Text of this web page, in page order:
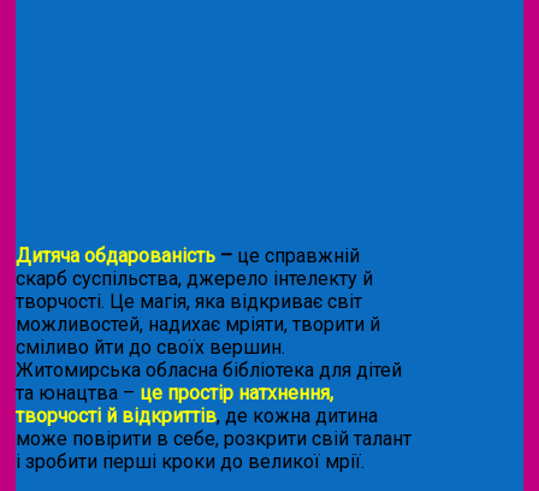
Дитяча обдарованість – це справжній
скарб суспільства, джерело інтелекту й
творчості. Це магія, яка відкриває світ
можливостей, надихає мріяти, творити й
сміливо йти до своїх вершин.
Житомирська обласна бібліотека для дітей
та юнацтва – це простір натхнення,
творчості й відкриттів, де кожна дитина
може повірити в себе, розкрити свій талант
і зробити перші кроки до великої мрії.